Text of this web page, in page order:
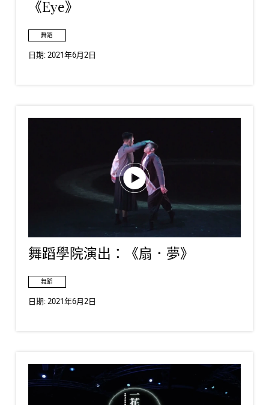
《Eye》
舞蹈
日期:2021年6月2日
舞蹈學院演出：《扇．夢》
舞蹈
日期:2021年6月2日